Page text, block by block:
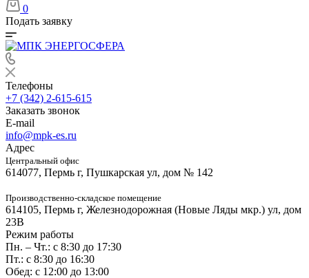
0
Подать заявку
Телефоны
+7 (342) 2-615-615
Заказать звонок
E-mail
info@mpk-es.ru
Адрес
Центральный офис
614077, Пермь г, Пушкарская ул, дом № 142
Производственно-складское помещение
614105, Пермь г, Железнодорожная (Новые Ляды мкр.) ул, дом
23В
Режим работы
Пн. – Чт.: с 8:30 до 17:30
Пт.: с 8:30 до 16:30
Обед: с 12:00 до 13:00